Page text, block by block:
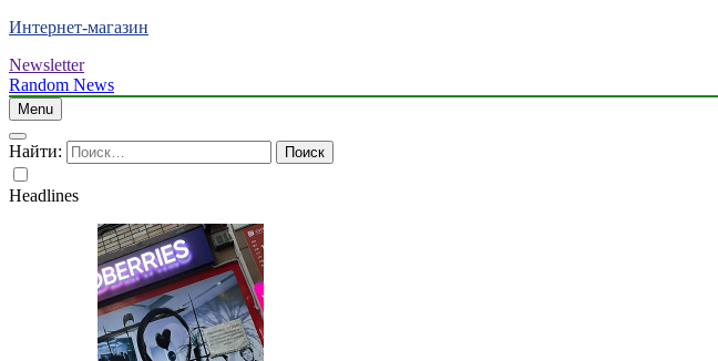
Интернет-магазин
Newsletter
Random News
Menu
Найти:
Headlines